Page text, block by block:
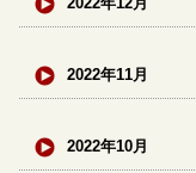
2022年11月
2022年10月